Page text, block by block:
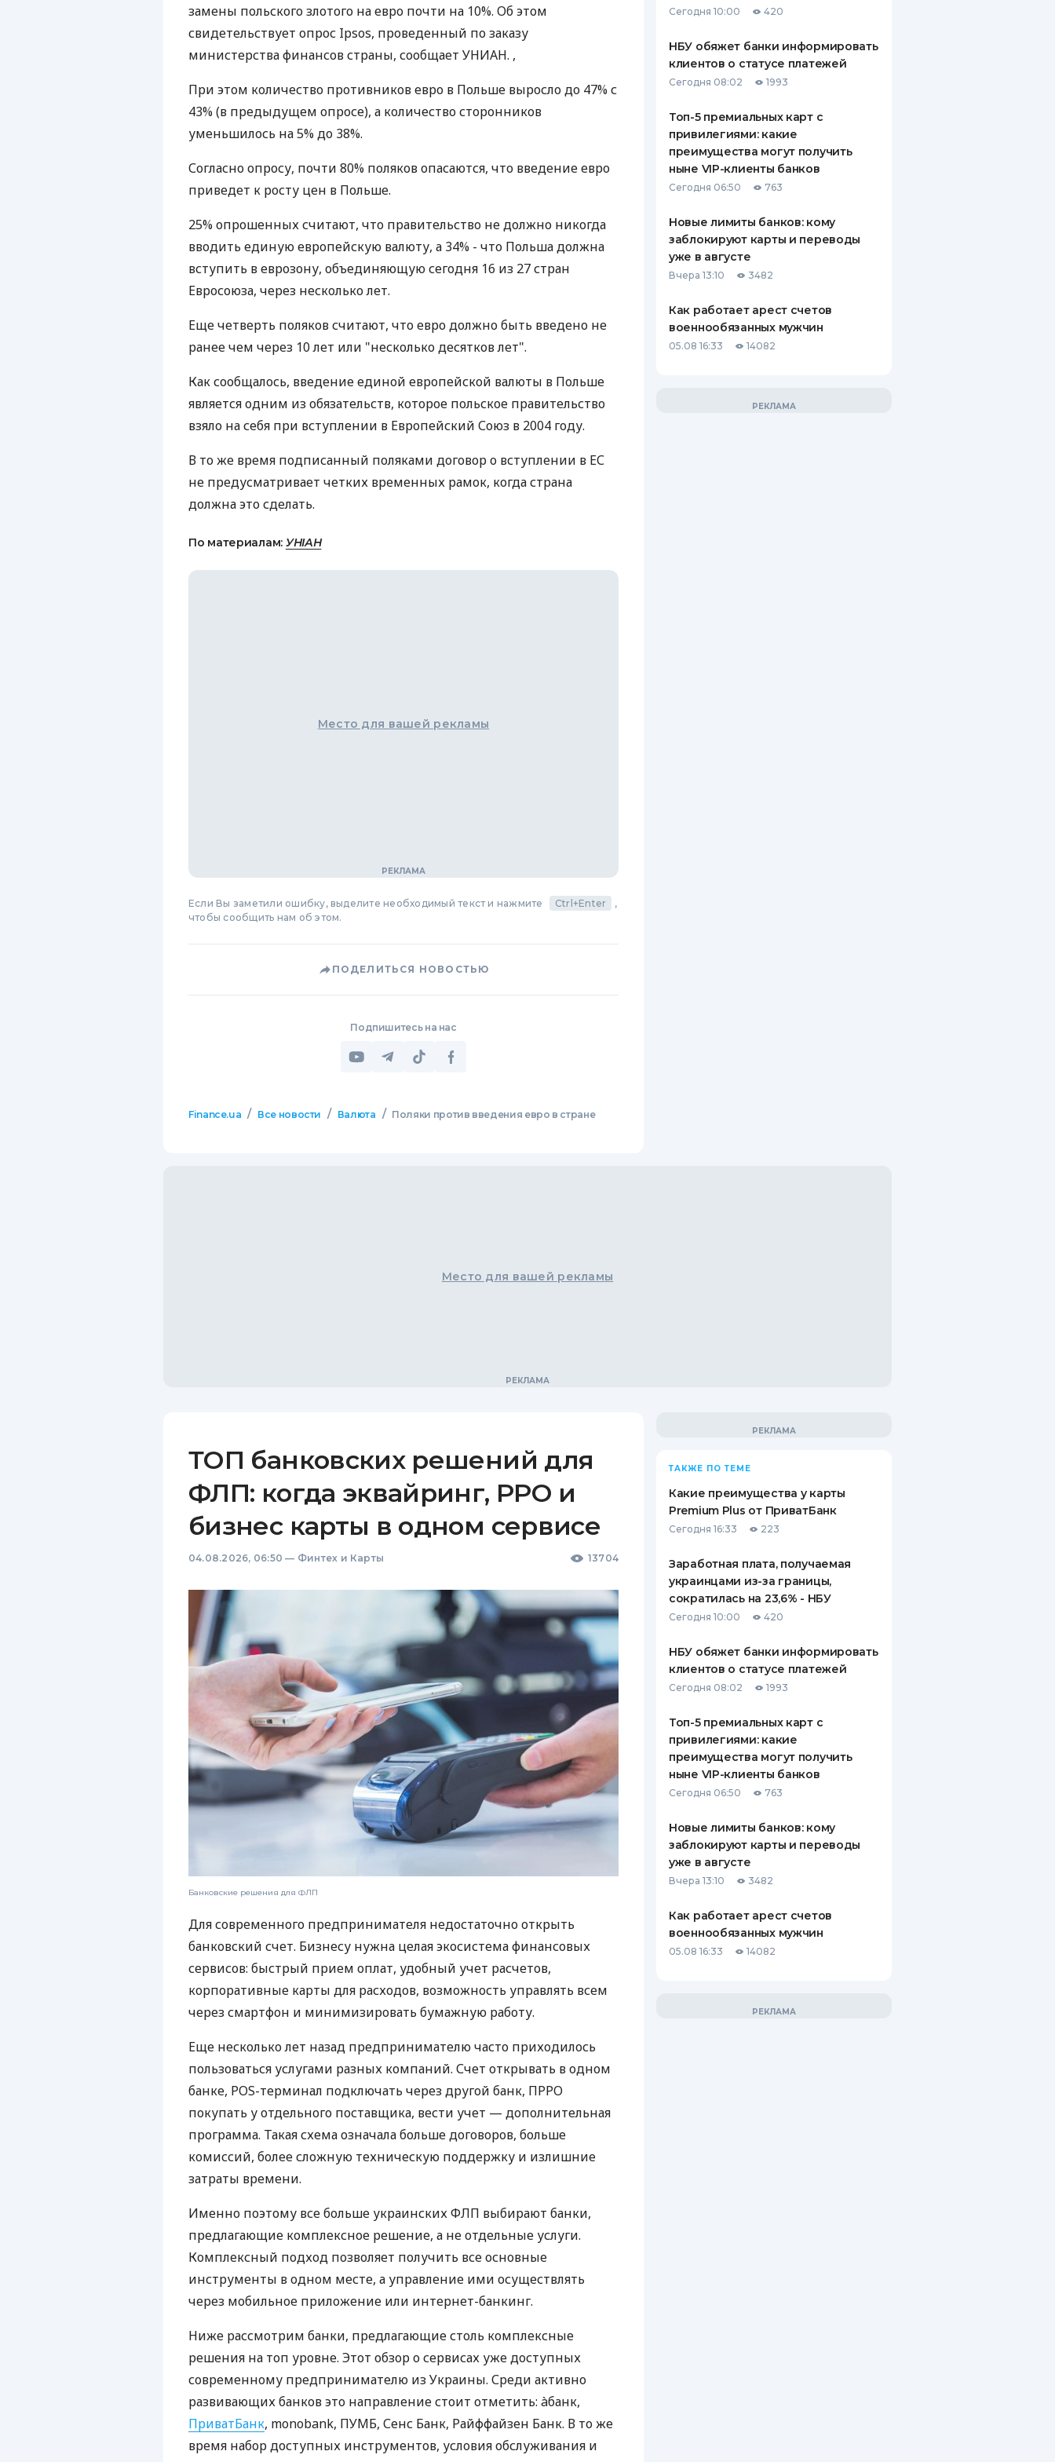
БАНКОВСКИМ КАРТАМ
СТРАХОВАНИЮ
ВСЕ СТРАХОВЫЕ ПОЛИСЫ
ОТЗЫВЫ О СТРАХОВЫХ
КОМПАНИЯХ
замены польского злотого на евро почти на 10%. Об этом
свидетельствует опрос Ipsos, проведенный по заказу
министерства финансов страны, сообщает УНИАН. ,
При этом количество противников евро в Польше выросло до 47% с
43% (в предыдущем опросе), а количество сторонников
уменьшилось на 5% до 38%.
Согласно опросу, почти 80% поляков опасаются, что введение евро
приведет к росту цен в Польше.
25% опрошенных считают, что правительство не должно никогда
вводить единую европейскую валюту, а 34% - что Польша должна
вступить в еврозону, объединяющую сегодня 16 из 27 стран
Евросоюза, через несколько лет.
Еще четверть поляков считают, что евро должно быть введено не
ранее чем через 10 лет или "несколько десятков лет".
Как сообщалось, введение единой европейской валюты в Польше
является одним из обязательств, которое польское правительство
взяло на себя при вступлении в Европейский Союз в 2004 году.
В то же время подписанный поляками договор о вступлении в ЕС
не предусматривает четких временных рамок, когда страна
должна это сделать.
По материалам: УНІАН
Место для вашей рекламы
Если Вы заметили ошибку, выделите необходимый текст и нажмите Ctrl+Enter
,
чтобы сообщить нам об этом.
ПОДЕЛИТЬСЯ НОВОСТЬЮ
Подпишитесь на нас
Finance.ua / Все новости / Валюта / Поляки против введения евро в стране
Сегодня 10:00 420
НБУ обяжет банки информировать
клиентов о статусе платежей
Сегодня 08:02 1993
Топ-5 премиальных карт с
привилегиями: какие
преимущества могут получить
ныне VIP-клиенты банков
Сегодня 06:50 763
Новые лимиты банков: кому
заблокируют карты и переводы
уже в августе
Вчера 13:10 3482
Как работает арест счетов
военнообязанных мужчин
05.08 16:33 14082
Место для вашей рекламы
ТОП банковских решений для
ФЛП: когда эквайринг, РРО и
бизнес карты в одном сервисе
04.08.2026, 06:50 — Финтех и Карты 13704
Банковские решения для ФЛП
Для современного предпринимателя недостаточно открыть
банковский счет. Бизнесу нужна целая экосистема финансовых
сервисов: быстрый прием оплат, удобный учет расчетов,
корпоративные карты для расходов, возможность управлять всем
через смартфон и минимизировать бумажную работу.
Еще несколько лет назад предпринимателю часто приходилось
пользоваться услугами разных компаний. Счет открывать в одном
банке, POS-терминал подключать через другой банк, ПРРО
покупать у отдельного поставщика, вести учет — дополнительная
программа. Такая схема означала больше договоров, больше
комиссий, более сложную техническую поддержку и излишние
затраты времени.
Именно поэтому все больше украинских ФЛП выбирают банки,
предлагающие комплексное решение, а не отдельные услуги.
Комплексный подход позволяет получить все основные
инструменты в одном месте, а управление ими осуществлять
через мобильное приложение или интернет-банкинг.
Ниже рассмотрим банки, предлагающие столь комплексные
решения на топ уровне. Этот обзор о сервисах уже доступных
современному предпринимателю из Украины. Среди активно
развивающих банков это направление стоит отметить: àбанк,
ПриватБанк, monobank, ПУМБ, Сенс Банк, Райффайзен Банк. В то же
время набор доступных инструментов, условия обслуживания и
ТАКЖЕ ПО ТЕМЕ
Какие преимущества у карты
Premium Plus от ПриватБанк
Сегодня 16:33 223
Заработная плата, получаемая
украинцами из-за границы,
сократилась на 23,6% - НБУ
Сегодня 10:00 420
НБУ обяжет банки информировать
клиентов о статусе платежей
Сегодня 08:02 1993
Топ-5 премиальных карт с
привилегиями: какие
преимущества могут получить
ныне VIP-клиенты банков
Сегодня 06:50 763
Новые лимиты банков: кому
заблокируют карты и переводы
уже в августе
Вчера 13:10 3482
Как работает арест счетов
военнообязанных мужчин
05.08 16:33 14082